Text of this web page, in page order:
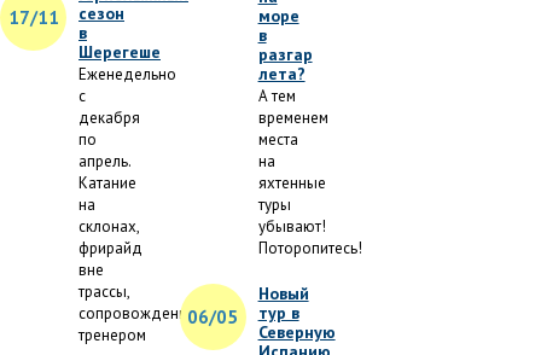
17/11
сезон
в
Шерегеше
Еженедельно
с
декабря
по
апрель.
Катание
на
склонах,
фрирайд
вне
трассы,
сопровождение
тренером
море
в
разгар
лета?
А тем
временем
места
на
яхтенные
туры
убывают!
Поторопитесь!
06/05
Новый
тур в
Северную